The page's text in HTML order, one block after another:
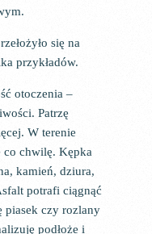
się na
przykładów.
otoczenia –
Patrzę
W terenie
co chwilę. Kępka
kamień, dziura,
potrafi ciągnąć
piasek czy rozlany
podłoże i